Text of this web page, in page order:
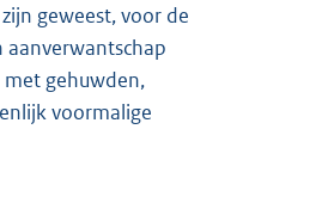
geweest, voor de
aanverwantschap
gehuwden,
voormalige